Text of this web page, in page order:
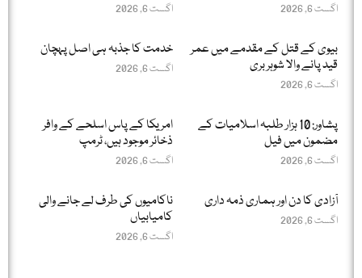
اگست 6, 2026 اگست 6, 2026
بیوی کے قتل کے مقدمے میں عمر
قید پانے والا شوہر بری
اگست 6, 2026
خدمت کا جذبہ ہی اصل پہچان
اگست 6, 2026
پشاور: 10 ہزار طلبہ اسلامیات کے
مضمون میں فیل
اگست 6, 2026
امریکا کے پاس اسلحے کے وافر
ذخائر موجود ہیں، ٹرمپ
اگست 6, 2026
آزادی کا دن اور ہماری ذمہ داری
اگست 6, 2026
ناکامیوں کی طرف لے جانے والی
کامیابیاں
اگست 6, 2026